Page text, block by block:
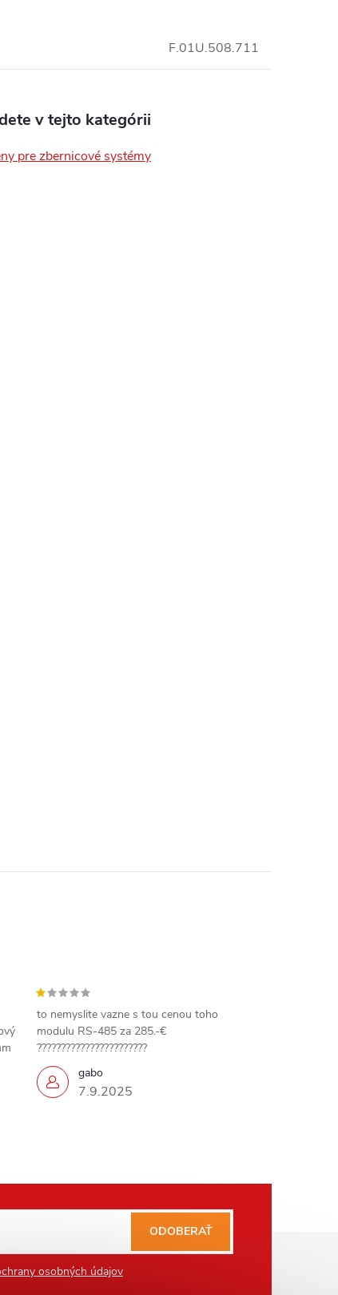
F.01U.508.711
v tejto kategórii
pre zbernicové systémy
gabo
7.9.2025
to nemyslite vazne s tou cenou toho
modulu RS-485 za 285.-€
???????????????????????
osobných údajov
ODOBERAŤ